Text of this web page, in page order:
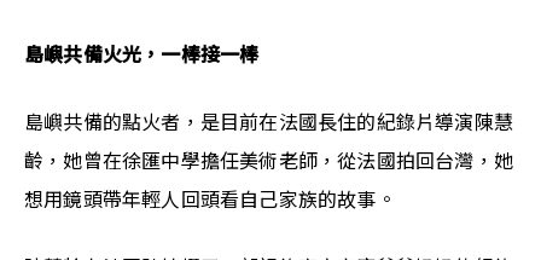
島嶼共備火光，一棒接一棒
島嶼共備的點火者，是目前在法國長住的紀錄片導演陳慧
齡，她曾在徐匯中學擔任美術老師，從法國拍回台灣，她
想用鏡頭帶年輕人回頭看自己家族的故事。